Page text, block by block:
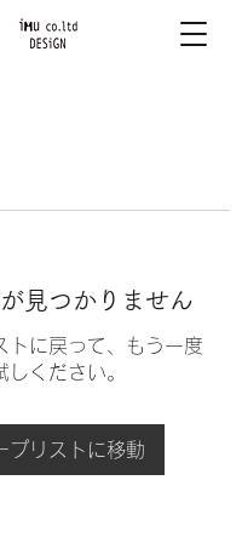
見つかりません
トに戻って、もう一度
しください。
プリストに移動